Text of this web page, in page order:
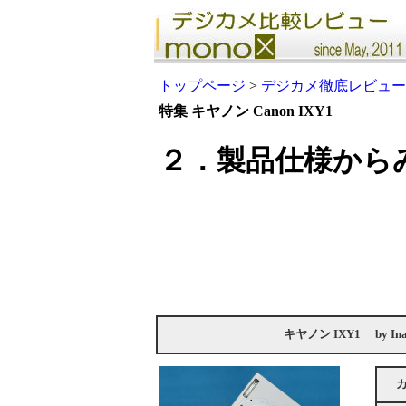
トップページ > デジカメ徹底レビュー
特集 キヤノン Canon IXY1
２．製品仕様か
キヤノン IXY1 by